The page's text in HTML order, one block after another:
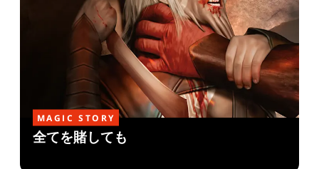
MAGIC STORY
全てを賭しても